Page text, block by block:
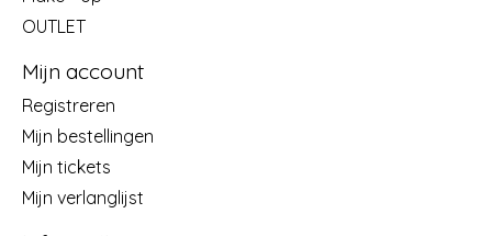
OUTLET
Mijn account
Registreren
Mijn bestellingen
Mijn tickets
Mijn verlanglijst